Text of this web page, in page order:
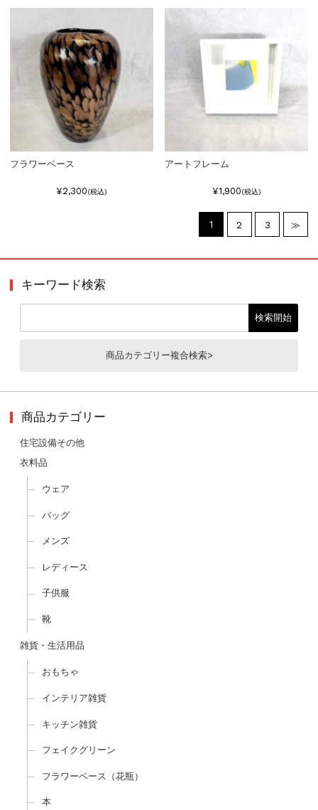
フラワーベース
¥2,300(税込)
アートフレーム
¥1,900(税込)
1 2 3 ≫
キーワード検索
商品カテゴリー複合検索>
商品カテゴリー
住宅設備その他
衣料品
ウェア
バッグ
メンズ
レディース
子供服
靴
雑貨・生活用品
おもちゃ
インテリア雑貨
キッチン雑貨
フェイクグリーン
フラワーベース（花瓶）
本